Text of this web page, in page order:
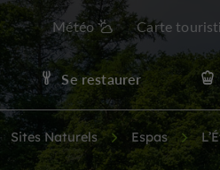
Météo Carte
Se restaurer
Sites Naturels Espas